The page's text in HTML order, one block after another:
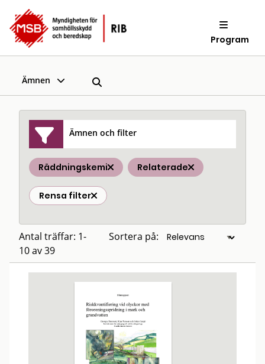
Program
Ämnen
Ämnen och filter
Räddningskemi Relaterade
Rensa filter
Antal träffar: 1-
10 av 39
Sortera på: